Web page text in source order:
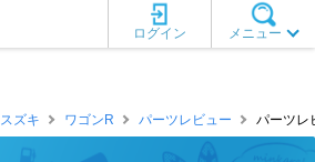
メニュー
ログイン
スズキ ワゴンR パーツレビュー パーツレ